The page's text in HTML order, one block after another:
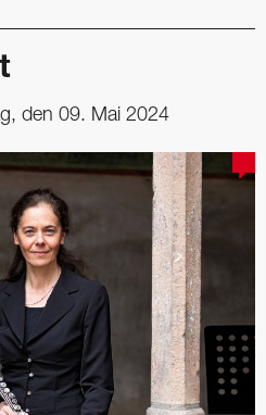
den 09. Mai 2024